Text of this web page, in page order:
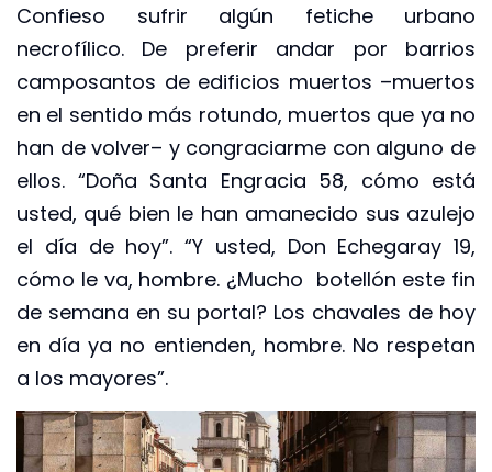
Confieso sufrir algún fetiche urbano
necrofílico. De preferir andar por barrios
camposantos de edificios muertos –muertos
en el sentido más rotundo, muertos que ya no
han de volver– y congraciarme con alguno de
ellos. “Doña Santa Engracia 58, cómo está
usted, qué bien le han amanecido sus azulejo
el día de hoy”. “Y usted, Don Echegaray 19,
cómo le va, hombre. ¿Mucho botellón este fin
de semana en su portal? Los chavales de hoy
en día ya no entienden, hombre. No respetan
a los mayores”.